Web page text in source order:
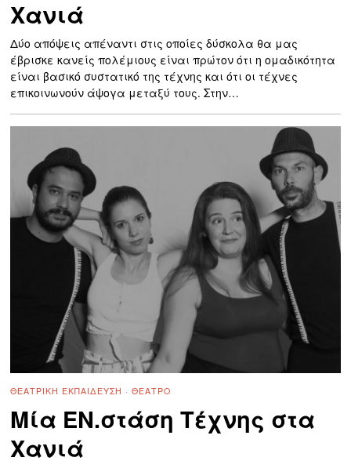
Χανιά
Δύο απόψεις απέναντι στις οποίες δύσκολα θα μας
έβρισκε κανείς πολέμιους είναι πρώτον ότι η ομαδικότητα
είναι βασικό συστατικό της τέχνης και ότι οι τέχνες
επικοινωνούν άψογα μεταξύ τους. Στην…
ΘΕΑΤΡΙΚΉ ΕΚΠΑΊΔΕΥΣΗ · ΘΈΑΤΡΟ
Μία ΕΝ.στάση Τέχνης στα
Χανιά